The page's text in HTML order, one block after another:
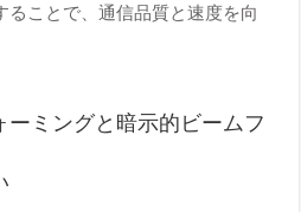
ることで、通信品質と速度を向
ーミングと暗示的ビームフ